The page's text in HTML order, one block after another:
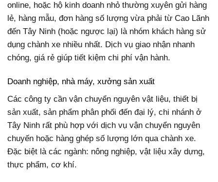
online, hoặc hộ kinh doanh nhỏ thường xuyên gửi hàng
lẻ, hàng mẫu, đơn hàng số lượng vừa phải từ Cao Lãnh
đến Tây Ninh (hoặc ngược lại) là nhóm khách hàng sử
dụng chành xe nhiều nhất. Dịch vụ giao nhận nhanh
chóng, giá rẻ giúp tiết kiệm chi phí vận hành.
Doanh nghiệp, nhà máy, xưởng sản xuất
Các công ty cần vận chuyển nguyên vật liệu, thiết bị
sản xuất, sản phẩm phân phối đến đại lý, chi nhánh ở
Tây Ninh rất phù hợp với dịch vụ vận chuyển nguyên
chuyến hoặc hàng ghép số lượng lớn qua chành xe.
Đặc biệt là các ngành: nông nghiệp, vật liệu xây dựng,
thực phẩm, cơ khí.